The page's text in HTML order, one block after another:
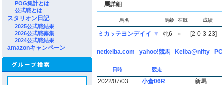
POG集計とは
公式戦とは
スタリオン日記
2025公式戦結果
2026公式戦募集
2024公式戦結果
amazonキャンペーン
馬詳細
馬名 馬齢 在厩 成績
ミカッテヨンデイイ ▼ 牝6 ○ [2-0-3-23]
netkeiba.com yahoo!競馬 Keiba@nifty
日時 競走
2022/07/03 小倉06R
新馬